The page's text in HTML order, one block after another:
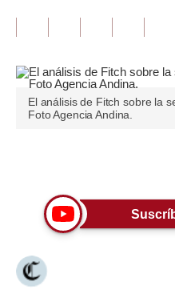
Opinión
Editorial
Pregunta de hoy
Lujo
Viajes
Moda
El análisis de Fitch sobre la
Foto Agencia Andina.